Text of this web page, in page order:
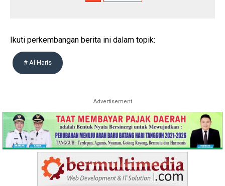
Ikuti perkembangan berita ini dalam topik:
# Al Haris
Advertisement